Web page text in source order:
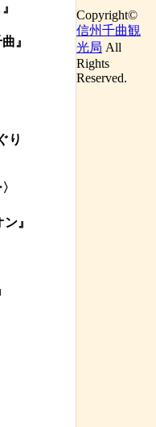
』
り
〉
』
Copyright©
信州千曲観
光局 All
Rights
Reserved.